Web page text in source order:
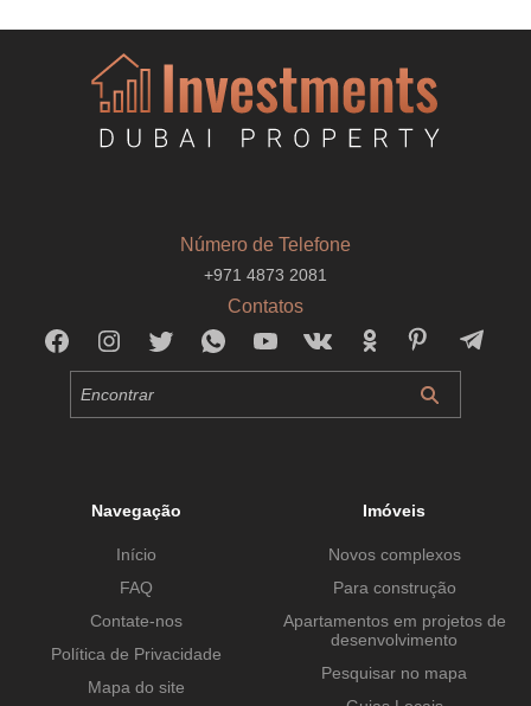
Número de Telefone
+971 4873 2081
Contatos
Navegação
Início
FAQ
Contate-nos
Política de Privacidade
Mapa do site
Imóveis
Novos complexos
Para construção
Apartamentos em projetos de
desenvolvimento
Pesquisar no mapa